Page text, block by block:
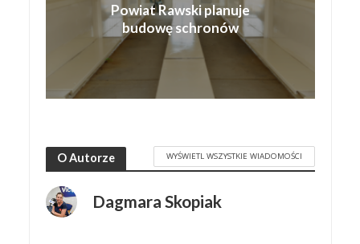
Powiat Rawski planuje
budowę schronów
O Autorze WYŚWIETL WSZYSTKIE WIADOMOŚCI
Dagmara Skopiak